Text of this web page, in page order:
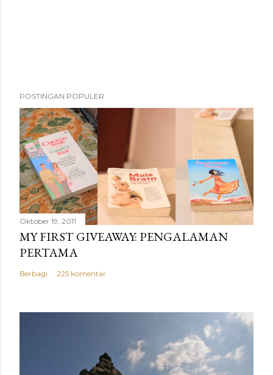
POSTINGAN POPULER
Oktober 19, 2011
MY FIRST GIVEAWAY: PENGALAMAN
PERTAMA
Berbagi 225 komentar